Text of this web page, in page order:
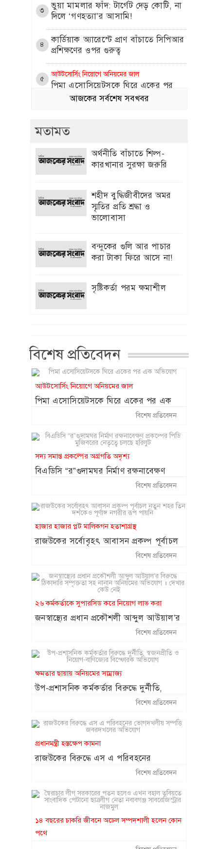
৩
​ভুয়া মামলার ফাঁদ: টার্গেট দেড় কোটি, না
দিলে ‘গণহত্যা’র আসামি!
৪
কার্ডিয়াক অ্যারেস্টে প্রাণ বাঁচাতে সিপিআর
প্রশিক্ষণের ওপর গুরুত্ব
৫
আউটসোর্সিং নিয়োগে অনিয়মের জাল
পিমা এসোসিয়েটসকে ঘিরে একের পর
এক অভিযোগ
ক্রিকেটার ব্রেট লি
৭
এলিট আম্পায়ার সৈকত চুক্তিতে নেই কেন,
ব্যাখ্যা দিল বিসিবি
৮
৩য় ভাষা শিক্ষায় চীনা ভাষাকে অগ্রাধিকার
দেওয়া হবে : ইউজিসি চেয়ারম্যান
‘স্পাইডার-ম্যান’ খ্যাত অভিনেত্রী মেরি
হাজারো প্রাণের আত্মত্যাগ বৃথা যায়নি:
প্রধানমন্ত্রী
১১
সদ্য সমাপ্ত প্রকল্পের অগ্রগতি অদৃশ্য
বিএডিসি “র”গুদামঘর নির্মাণ রক্ষনাবেক্ষণ
প্রকল্পের পিডি মুজিবরের নেতৃত্বে চলছে
১২
শাকিবের অনুরোধে সিনেমায় ফিরতে রাজি
ববিতা
১৩
ফেসবুক-টিকটক ব্যবহার না করার শর্তে
সন্তান ফিরে পেলেন কিশোরী
কক্সবাজারে ঝুঁকিপূর্ণ প্যারাসেলিং বন্ধে
১৫
২০ আগস্ট থেকে শুরু হচ্ছে চট্টগ্রাম
বোর্ডের স্থগিত হওয়া এইচএসসি পরীক্ষা
আজকের সর্বশেষ সবখবর
মতামত
অর্থনীতি বাঁচাতে শিল্প-
কারখানার সুরক্ষা জরুরি
শহীদ বুদ্ধিজীবীদের অমর
স্মৃতির প্রতি শ্রদ্ধা ও
ভালোবাসা
বন্দুকের গুলি আর পাচার
করা টাকা ফিরে আসে না!
সৃষ্টিকর্তা পরম ক্ষমাশীল
বিশেষ প্রতিবেদন
আউটসোর্সিং নিয়োগে অনিয়মের জাল
পিমা এসোসিয়েটসকে ঘিরে একের পর এক
বিশেষ প্রতিবেদন
সদ্য সমাপ্ত প্রকল্পের অগ্রগতি অদৃশ্য
বিএডিসি “র”গুদামঘর নির্মাণ রক্ষনাবেক্ষণ
প্রকল্পের পিডি মুজিবরের নেতৃত্বে চলছে হরিলুট
বিশেষ প্রতিবেদন
হাজার হাজার প্লট মালিকগন হতাশাগ্রস্থ
রাজউকের সর্বোবৃহৎ আবাসন প্রকল্প পূর্বাচল
নতুন শহর তিন দশকেও পূর্ণাঙ্গ নগরীর রূপ
বিশেষ প্রতিবেদন
২৬ কর্মকর্তাকে সুপারসিড করে নিয়োগ লাভ করা
জনস্বাস্থ্যের প্রধান প্রকৌশলী আব্দুল আউয়াল’র
বিরুদ্ধে ঠিকাদারি সম্পৃক্ততা সহ নানানবিশেষ প্রতিবেদন
ক্ষমতার ছায়ায় অনিয়মের সাম্রাজ্য
উপ-প্রশাসনিক কর্মকর্তার বিরুদ্ধে দুর্নীতি,
স্বজনপ্রীতি ও নিয়োগ-বাণিজ্যের বিস্ফোরক
বিশেষ প্রতিবেদন
প্রধানমন্ত্রী হস্তক্ষেপ কামনা
রাজউকের বিরুদ্ধে এস এ পরিবহনের
ভোগদখলীয় সম্পত্তি জবরদখলের অভিযোগ
বিশেষ প্রতিবেদন
১৪ বছরের চাকরি জীবনে অঢেল সম্পদশালী হলেন কোন
পথে